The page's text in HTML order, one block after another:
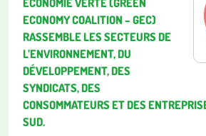
ÉCONOMIE VERTE (GREEN
ECONOMY COALITION – GEC)
RASSEMBLE LES SECTEURS DE
L’ENVIRONNEMENT, DU
DÉVELOPPEMENT, DES
SYNDICATS, DES
CONSOMMATEURS ET DES
SUD.